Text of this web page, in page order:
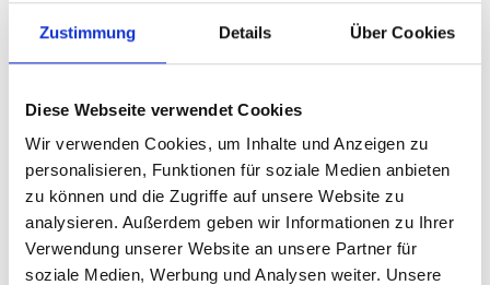
Zustimmung Details Über Cookies
Diese Webseite verwendet Cookies
Wir verwenden Cookies, um Inhalte und Anzeigen zu
personalisieren, Funktionen für soziale Medien anbieten
zu können und die Zugriffe auf unsere Website zu
analysieren. Außerdem geben wir Informationen zu Ihrer
Verwendung unserer Website an unsere Partner für
soziale Medien, Werbung und Analysen weiter. Unsere
Weingut Pfaffl,
Niederösterreich
trocken
Durchschnittliche Bewertung von 5
Inhalt: 0,75 Liter(11,33 € / 1 Liter)
inkl. MwSt.zzgl. Versandkosten
UVP
9,49 €
8,50 €